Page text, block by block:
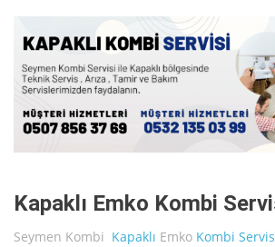
Kapaklı Emko Kombi
Seymen Kombi Kapaklı Emko Kombi